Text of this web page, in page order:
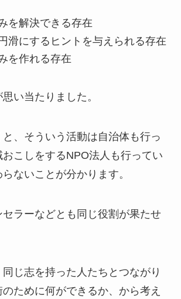
を解決できる存在
滑にするヒントを与えられる存在
を作れる存在
い当たりました。
、そういう活動は自治体も行っ
こしをするNPO法人も行ってい
ないことが分かります。
ラーなどとも同じ役割が果たせ
じ志を持った人たちとつながり
ために何ができるか、から考え